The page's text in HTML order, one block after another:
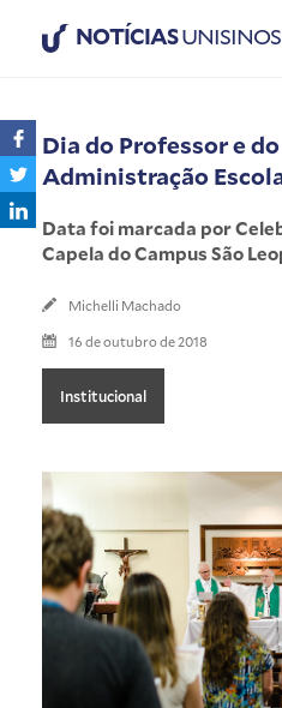
NOTÍCIASUNISINOS
Dia do Professor e
Administração
Data foi marcada por
Capela do Campus São
Michelli Machado
16 de outubro de 2018
Institucional